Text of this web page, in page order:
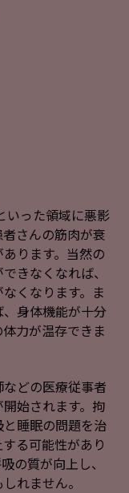
いった領域に悪影
さんの筋肉が衰
ります。当然の
きなくなれば、
くなります。ま
身体機能が十分
力が温存できま
どの医療従事者
始されます。拘
睡眠の問題を治
る可能性があり
の質が向上し、
れません。